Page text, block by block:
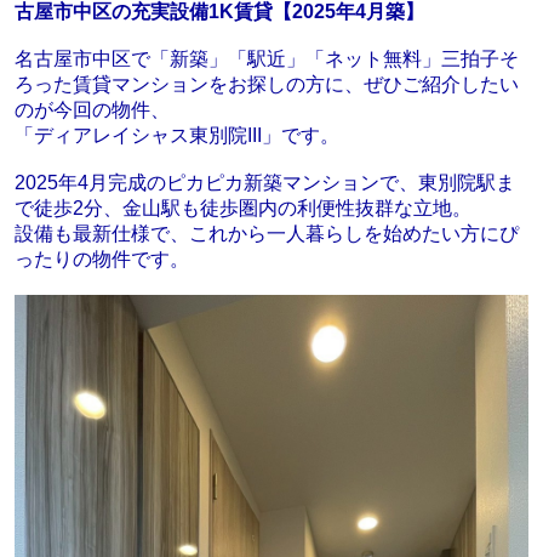
古屋市中区の充実設備1K賃貸【2025年4月築】
名古屋市中区で「新築」「駅近」「ネット無料」三拍子そ
ろった賃貸マンションをお探しの方に、ぜひご紹介したい
のが今回の物件、
「ディアレイシャス東別院III」です。
2025年4月完成のピカピカ新築マンションで、東別院駅ま
で徒歩2分、金山駅も徒歩圏内の利便性抜群な立地。
設備も最新仕様で、これから一人暮らしを始めたい方にぴ
ったりの物件です。